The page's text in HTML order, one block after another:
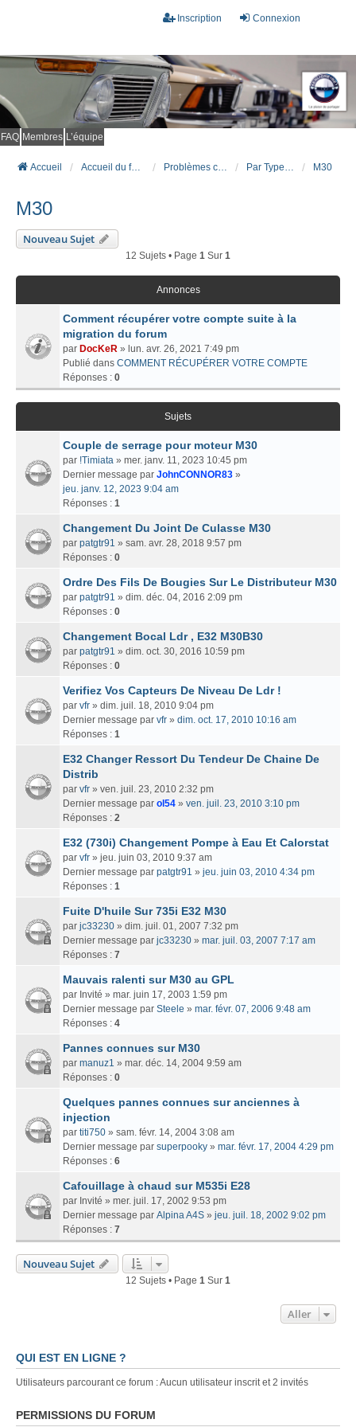
Connexion
Inscription
FAQ Membres L’équipe
Accueil Accueil du forum Problèmes connus et résolus (FAQ) Par Type Moteur (ESSENCE) M30
M30
Nouveau Sujet
12 Sujets • Page 1 Sur 1
Annonces
Comment récupérer votre compte suite à la
migration du forum
par DocKeR » lun. avr. 26, 2021 7:49 pm
Publié dans COMMENT RÉCUPÉRER VOTRE COMPTE
Réponses : 0
Sujets
Couple de serrage pour moteur M30
par !Timiata » mer. janv. 11, 2023 10:45 pm
Dernier message par JohnCONNOR83 »
jeu. janv. 12, 2023 9:04 am
Réponses : 1
Changement Du Joint De Culasse M30
par patgtr91 » sam. avr. 28, 2018 9:57 pm
Réponses : 0
Ordre Des Fils De Bougies Sur Le Distributeur M30
par patgtr91 » dim. déc. 04, 2016 2:09 pm
Réponses : 0
Changement Bocal Ldr , E32 M30B30
par patgtr91 » dim. oct. 30, 2016 10:59 pm
Réponses : 0
Verifiez Vos Capteurs De Niveau De Ldr !
par vfr » dim. juil. 18, 2010 9:04 pm
Dernier message par vfr » dim. oct. 17, 2010 10:16 am
Réponses : 1
E32 Changer Ressort Du Tendeur De Chaine De
Distrib
par vfr » ven. juil. 23, 2010 2:32 pm
Dernier message par ol54 » ven. juil. 23, 2010 3:10 pm
Réponses : 2
E32 (730i) Changement Pompe à Eau Et Calorstat
par vfr » jeu. juin 03, 2010 9:37 am
Dernier message par patgtr91 » jeu. juin 03, 2010 4:34 pm
Réponses : 1
Fuite D'huile Sur 735i E32 M30
par jc33230 » dim. juil. 01, 2007 7:32 pm
Dernier message par jc33230 » mar. juil. 03, 2007 7:17 am
Réponses : 7
Mauvais ralenti sur M30 au GPL
par Invité » mar. juin 17, 2003 1:59 pm
Dernier message par Steele » mar. févr. 07, 2006 9:48 am
Réponses : 4
Pannes connues sur M30
par manuz1 » mar. déc. 14, 2004 9:59 am
Réponses : 0
Quelques pannes connues sur anciennes à
injection
par titi750 » sam. févr. 14, 2004 3:08 am
Dernier message par superpooky » mar. févr. 17, 2004 4:29 pm
Réponses : 6
Cafouillage à chaud sur M535i E28
par Invité » mer. juil. 17, 2002 9:53 pm
Dernier message par Alpina A4S » jeu. juil. 18, 2002 9:02 pm
Réponses : 7
Nouveau Sujet
12 Sujets • Page 1 Sur 1
Aller
QUI EST EN LIGNE ?
Utilisateurs parcourant ce forum : Aucun utilisateur inscrit et 2 invités
PERMISSIONS DU FORUM